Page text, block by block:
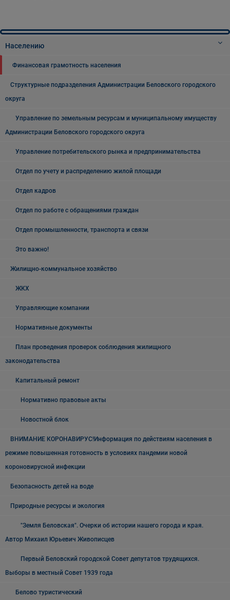
Населению
Финансовая грамотность населения
Структурные подразделения Администрации Беловского городского
округа
Управление по земельным ресурсам и муниципальному имуществу
Администрации Беловского городского округа
Управление потребительского рынка и предпринимательства
Отдел по учету и распределению жилой площади
Отдел кадров
Отдел по работе с обращениями граждан
Отдел промышленности, транспорта и связи
Это важно!
Жилищно-коммунальное хозяйство
ЖКХ
Управляющие компании
Нормативные документы
План проведения проверок соблюдения жилищного
законодательства
Капитальный ремонт
Нормативно правовые акты
Новостной блок
ВНИМАНИЕ КОРОНАВИРУС!Информация по действиям населения в
режиме повышенная готовность в условиях пандемии новой
короновирусной инфекции
Безопасность детей на воде
Природные ресурсы и экология
"Земля Беловская". Очерки об истории нашего города и края.
Автор Михаил Юрьевич Живописцев
Первый Беловский городской Совет депутатов трудящихся.
Выборы в местный Совет 1939 года
Белово туристический